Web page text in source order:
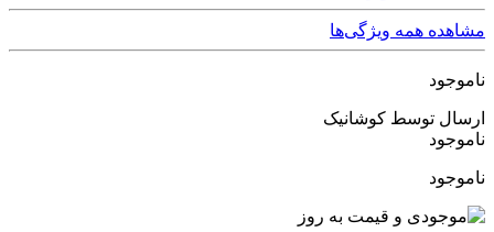
مشاهده همه ویژگی‌ها
ناموجود
ارسال توسط کوشانیک
ناموجود
ناموجود